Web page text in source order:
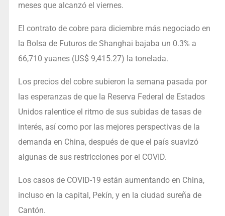
meses que alcanzó el viernes.
El contrato de cobre para diciembre más negociado en
la Bolsa de Futuros de Shanghai bajaba un 0.3% a
66,710 yuanes (US$ 9,415.27) la tonelada.
Los precios del cobre subieron la semana pasada por
las esperanzas de que la Reserva Federal de Estados
Unidos ralentice el ritmo de sus subidas de tasas de
interés, así como por las mejores perspectivas de la
demanda en China, después de que el país suavizó
algunas de sus restricciones por el COVID.
Los casos de COVID-19 están aumentando en China,
incluso en la capital, Pekín, y en la ciudad sureña de
Cantón.